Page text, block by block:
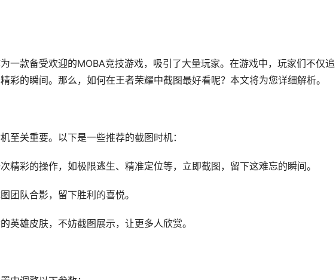
一款备受欢迎的MOBA竞技游戏，吸引了大量玩家。在游戏中，玩家们不仅追
彩的瞬间。那么，如何在王者荣耀中截图最好看呢？本文将为您详细解析。
至关重要。以下是一些推荐的截图时机：
精彩的操作，如极限逃生、精准定位等，立即截图，留下这难忘的瞬间。
团队合影，留下胜利的喜悦。
英雄皮肤，不妨截图展示，让更多人欣赏。